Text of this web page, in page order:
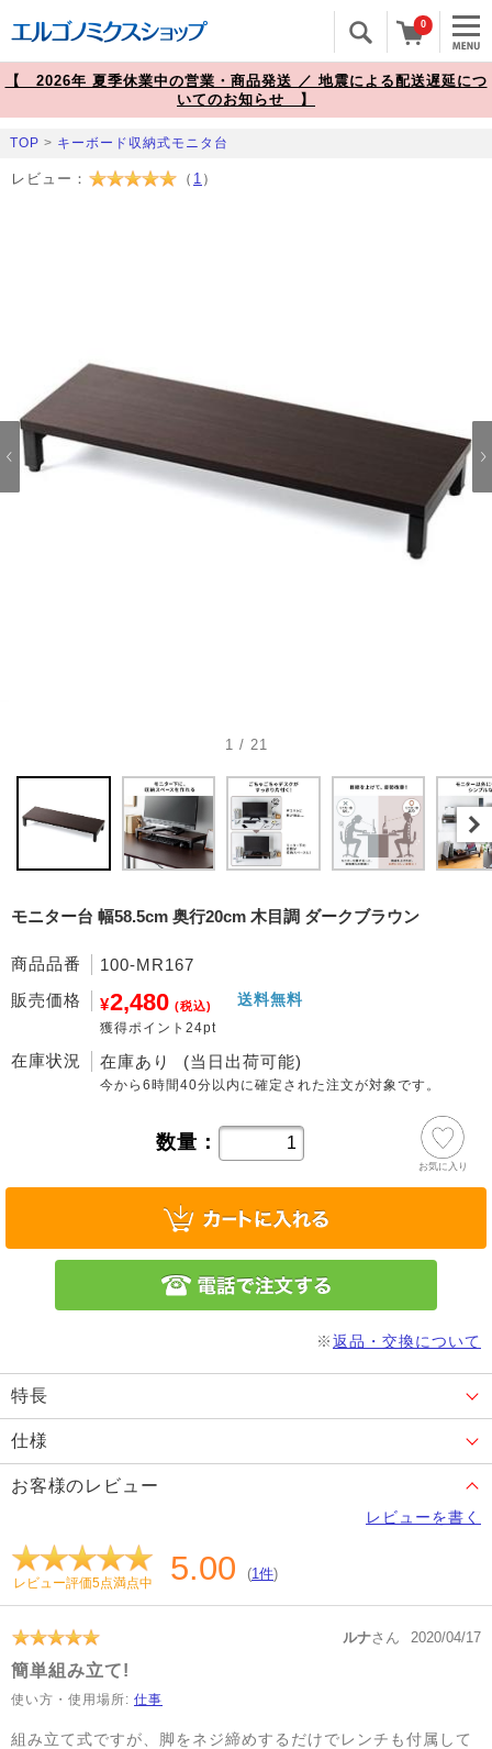
0
【 2026年 夏季休業中の営業・商品発送 ／ 地震による配送遅延につ
いてのお知らせ 】
TOP > キーボード収納式モニタ台
レビュー： （ 1 ）
1 / 21
モニター台 幅58.5cm 奥行20cm 木目調 ダークブラウン
商品品番
100-MR167
販売価格
¥2,480 (税込)
獲得ポイント24pt
送料無料
在庫状況 在庫あり (当日出荷可能)
今から6時間40分 以内に確定された注文が対象です。
数量：
お気に入り
※返品・交換について
特長
仕様
お客様のレビュー
レビューを書く
レビュー評価5点満点中 5.00 (1件)
ルナさん 2020/04/17
簡単組み立て!
使い方・使用場所: 仕事
組み立て式ですが、脚をネジ締めするだけでレンチも付属して